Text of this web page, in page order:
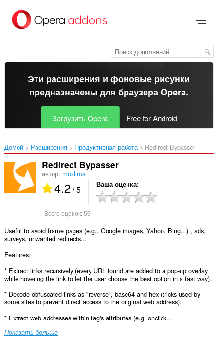
перейти
Эти расширения и фоновые рисунки
предназначены длябраузера Opera.
Загрузить Opera Free for Android
Домой Расширения Продуктивная работа Redirect Bypasser‎
Redirect Bypasser
автор: mozlima
4.2/ 5 Ваша оценка
Всего оценок:59
Useful to avoid frame pages (e.g., Google images, Yahoo, Bing...) , ads,
surveys, unwanted redirects...
Features:
* Extract links recursively (every URL found are added to a pop-up overlay
while hovering the link to let the user choose the best option in a fast way).
* Decode obfuscated links as "reverse", base64 and hex (tricks used by
some sites to prevent direct access to the original web address).
* Extract web addresses within tag's attributes (e.g. onclick...
Показать больше